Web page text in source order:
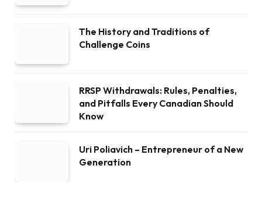
The History and Traditions of
Challenge Coins
RRSP Withdrawals: Rules, Penalties,
and Pitfalls Every Canadian Should
Know
Uri Poliavich – Entrepreneur of a New
Generation